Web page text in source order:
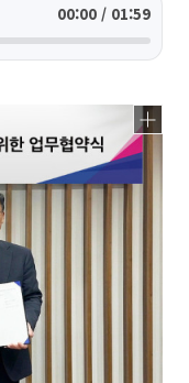
00:00 / 01:59